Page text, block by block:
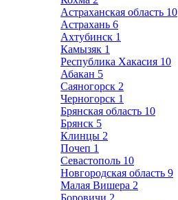
Астраханская область 10
Астрахань 6
Ахтубинск 1
Камызяк 1
Республика Хакасия 10
Абакан 5
Саяногорск 2
Черногорск 1
Брянская область 10
Брянск 5
Клинцы 2
Почеп 1
Севастополь 10
Новгородская область 9
Малая Вишера 2
Боровичи 2